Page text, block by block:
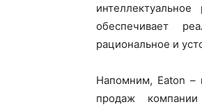
обеспечивает
рациональное и
Напомним, Eaton –
продаж